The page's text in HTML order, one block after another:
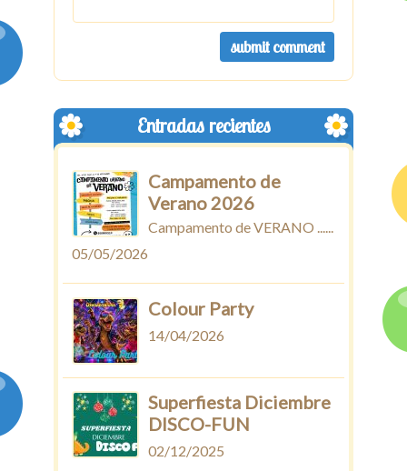
Entradas recientes
Campamento de
Verano 2026
Campamento de VERANO ......
05/05/2026
Colour Party
14/04/2026
Superfiesta Diciembre
DISCO-FUN
02/12/2025